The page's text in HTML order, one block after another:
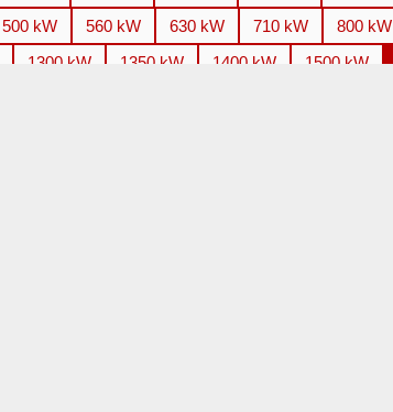
500 kW 560 kW 630 kW 710 kW 800 kW
1300 kW 1350 kW 1400 kW 1500 kW